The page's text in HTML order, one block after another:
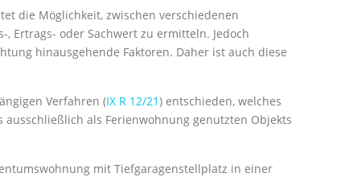
die Möglichkeit, zwischen verschiedenen
Ertrags- oder Sachwert zu ermitteln. Jedoch
hinausgehende Faktoren. Daher ist auch diese
Verfahren (IX R 12/21) entschieden, welches
als Ferienwohnung genutzten Objekts
mit Tiefgaragenstellplatz in einer